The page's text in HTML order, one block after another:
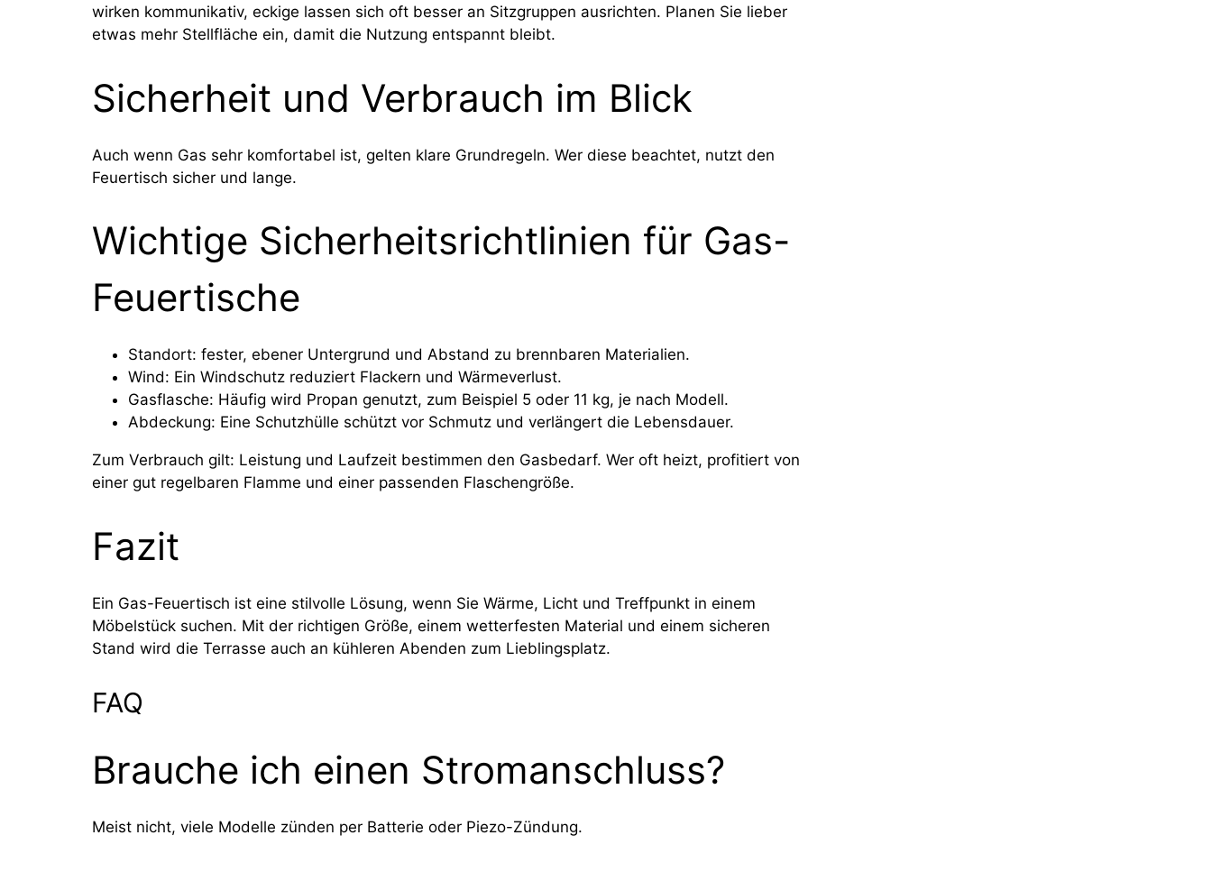
wirken kommunikativ, eckige lassen sich oft besser an Sitzgruppen ausrichten. Planen Sie lieber
etwas mehr Stellfläche ein, damit die Nutzung entspannt bleibt.
Sicherheit und Verbrauch im Blick
Auch wenn Gas sehr komfortabel ist, gelten klare Grundregeln. Wer diese beachtet, nutzt den
Feuertisch sicher und lange.
Wichtige Sicherheitsrichtlinien für Gas-
Feuertische
Standort: fester, ebener Untergrund und Abstand zu brennbaren Materialien.
Wind: Ein Windschutz reduziert Flackern und Wärmeverlust.
Gasflasche: Häufig wird Propan genutzt, zum Beispiel 5 oder 11 kg, je nach Modell.
Abdeckung: Eine Schutzhülle schützt vor Schmutz und verlängert die Lebensdauer.
Zum Verbrauch gilt: Leistung und Laufzeit bestimmen den Gasbedarf. Wer oft heizt, profitiert von
einer gut regelbaren Flamme und einer passenden Flaschengröße.
Fazit
Ein Gas-Feuertisch ist eine stilvolle Lösung, wenn Sie Wärme, Licht und Treffpunkt in einem
Möbelstück suchen. Mit der richtigen Größe, einem wetterfesten Material und einem sicheren
Stand wird die Terrasse auch an kühleren Abenden zum Lieblingsplatz.
FAQ
Brauche ich einen Stromanschluss?
Meist nicht, viele Modelle zünden per Batterie oder Piezo-Zündung.